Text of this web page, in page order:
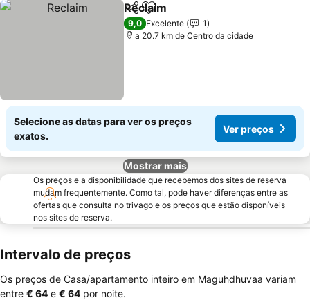
PartilharAdicionar aos favoritos
Reclaim
9,0 Excelente
1
a 20.7 km de Centro da cidade
Selecione as datas para ver os preços
exatos.
Ver preços
Mostrar mais
Os preços e a disponibilidade que recebemos dos sites de reserva
mudam frequentemente. Como tal, pode haver diferenças entre as
ofertas que consulta no trivago e os preços que estão disponíveis
nos sites de reserva.
Intervalo de preços
Os preços de Casa/apartamento inteiro em Maguhdhuvaa variam
entre ‎€ 64 e ‎€ 64 por noite.